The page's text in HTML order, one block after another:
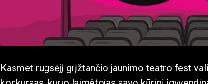
Kasmet rugsėjį grįžtančio jaunimo teatro